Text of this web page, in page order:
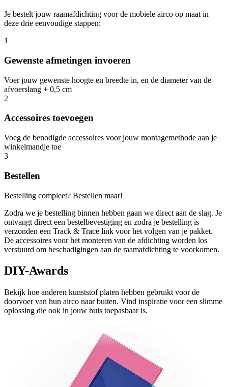
Je bestelt jouw raamafdichting voor de mobiele airco op maat in
deze drie eenvoudige stappen:
1
Gewenste afmetingen invoeren
Voer jouw gewenste hoogte en breedte in, en de diameter van de
afvoerslang + 0,5 cm
2
Accessoires toevoegen
Voeg de benodigde accessoires voor jouw montagemethode aan je
winkelmandje toe
3
Bestellen
Bestelling compleet? Bestellen maar!
Zodra we je bestelling binnen hebben gaan we direct aan de slag. Je
ontvangt direct een bestelbevestiging en zodra je bestelling is
verzonden een Track & Trace link voor het volgen van je pakket.
De accessoires voor het monteren van de afdichting worden los
verstuurd om beschadigingen aan de raamafdichting te voorkomen.
DIY-Awards
Bekijk hoe anderen kunststof platen hebben gebruikt voor de
doorvoer van hun airco naar buiten. Vind inspiratie voor een slimme
oplossing die ook in jouw huis toepasbaar is.